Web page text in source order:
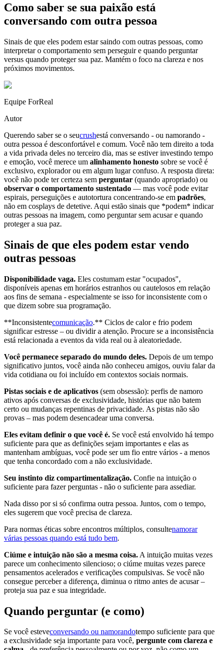
Como saber se sua paixão está
conversando com outra pessoa
Sinais de que eles podem estar saindo com outras pessoas, como
interpretar o comportamento sem perseguir e quando perguntar
versus quando proteger sua paz. Mantém o foco na clareza e nos
próximos movimentos.
Equipe ForReal
Autor
Querendo saber se o seucrushestá conversando - ou namorando -
outra pessoa é desconfortável e comum. Você não tem direito a toda
a vida privada deles no terceiro dia, mas se estiver investindo tempo
e emoção, você merece um alinhamento honesto sobre se você é
exclusivo, explorador ou em algum lugar confuso. A resposta direta:
você não pode ter certeza sem perguntar (quando apropriado) ou
observar o comportamento sustentado — mas você pode evitar
espirais, perseguições e autotortura concentrando-se em padrões,
não em cosplays de detetive. Aqui estão sinais que *podem* indicar
outras pessoas na imagem, como perguntar sem acusar e quando
proteger a sua paz.
Sinais de que eles podem estar vendo
outras pessoas
Disponibilidade vaga. Eles costumam estar "ocupados",
disponíveis apenas em horários estranhos ou cautelosos em relação
aos fins de semana - especialmente se isso for inconsistente com o
que dizem sobre sua programação.
**Inconsistentecomunicação.** Ciclos de calor e frio podem
significar estresse – ou dividir a atenção. Procure se a inconsistência
está relacionada a eventos da vida real ou à aleatoriedade.
Você permanece separado do mundo deles. Depois de um tempo
significativo juntos, você ainda não conheceu amigos, ouviu falar da
vida cotidiana ou foi incluído em contextos sociais normais.
Pistas sociais e de aplicativos (sem obsessão): perfis de namoro
ativos após conversas de exclusividade, histórias que não batem
certo ou mudanças repentinas de privacidade. As pistas não são
provas – mas podem desencadear uma conversa.
Eles evitam definir o que você é. Se você está envolvido há tempo
suficiente para que as definições sejam importantes e elas as
mantenham ambíguas, você pode ser um fio entre vários - a menos
que tenha concordado com a não exclusividade.
Seu instinto diz compartimentalização. Confie na intuição o
suficiente para fazer perguntas - não o suficiente para assediar.
Nada disso por si só confirma outra pessoa. Juntos, com o tempo,
eles sugerem que você precisa de clareza.
Para normas éticas sobre encontros múltiplos, consultenamorar
várias pessoas quando está tudo bem.
Ciúme e intuição não são a mesma coisa. A intuição muitas vezes
parece um conhecimento silencioso; o ciúme muitas vezes parece
pensamentos acelerados e verificações compulsivas. Se você não
consegue perceber a diferença, diminua o ritmo antes de acusar –
proteja sua paz e sua integridade.
Quando perguntar (e como)
Se você esteveconversando ou namorandotempo suficiente para que
a exclusividade seja importante para você, pergunte com clareza e